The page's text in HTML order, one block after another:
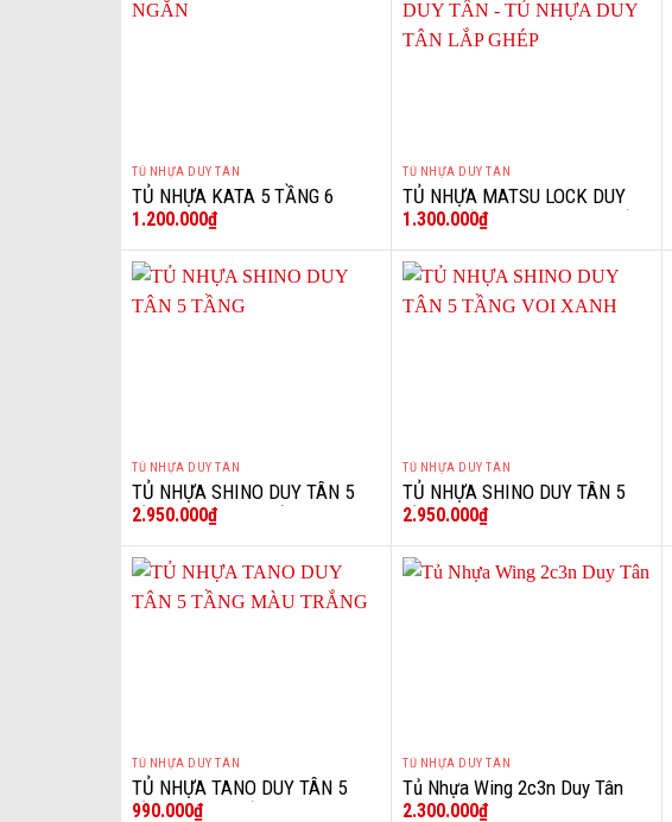
+
TỦ NHỰA DUY TÂN
TỦ NHỰA KATA 5 TẦNG 6
NGĂN
1.200.000₫
+
TỦ NHỰA DUY TÂN
TỦ NHỰA MATSU LOCK DUY
TÂN – TỦ NHỰA DUY TÂN LẮP
GHÉP
1.300.000₫
+
TỦ NHỰA DUY TÂN
TỦ NHỰA SHINO DUY TÂN 5
TẦNG GIA ĐÌNH GẤU
2.950.000₫
+
TỦ NHỰA DUY TÂN
TỦ NHỰA SHINO DUY TÂN 5
TẦNG VOI XANH
2.950.000₫
+
TỦ NHỰA DUY TÂN
TỦ NHỰA TANO DUY TÂN 5
TẦNG MÀU TRẮNG
990.000₫
+
TỦ NHỰA DUY TÂN
Tủ Nhựa Wing 2c3n Duy Tân
2.300.000₫